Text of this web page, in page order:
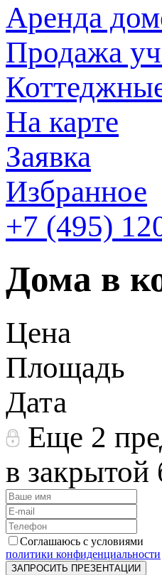
Аренда
Продажа
На карте
Заявка
Избранное
+7 (495)
Дома в
Цена
Площадь
Дата
Еще 2
в закрытой
Соглашаюсь с условиями
политики конфиденциальности
ЗАПРОСИТЬ ПРЕЗЕНТАЦИИ